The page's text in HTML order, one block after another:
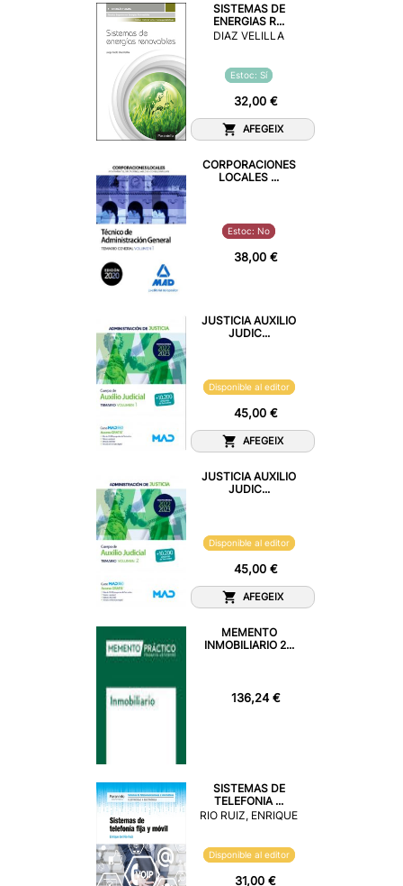
SISTEMAS DE
ENERGIAS R...
DIAZ VELILLA
Estoc: Sí
32,00 €
AFEGEIX
CORPORACIONES
LOCALES ...
Estoc: No
38,00 €
JUSTICIA AUXILIO
JUDIC...
Disponible al editor
45,00 €
AFEGEIX
JUSTICIA AUXILIO
JUDIC...
Disponible al editor
45,00 €
AFEGEIX
MEMENTO
INMOBILIARIO 2...
136,24 €
SISTEMAS DE
TELEFONIA ...
RIO RUIZ, ENRIQUE
Disponible al editor
31,00 €